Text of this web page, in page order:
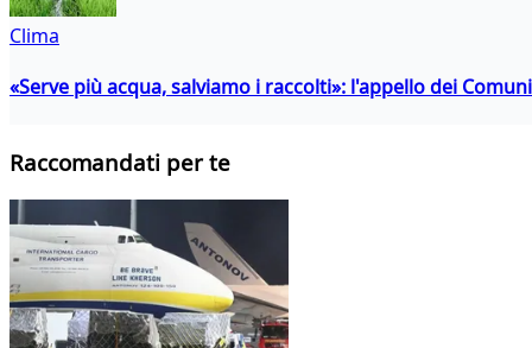
Clima
«Serve più acqua, salviamo i raccolti»: l'appello dei
Raccomandati per te